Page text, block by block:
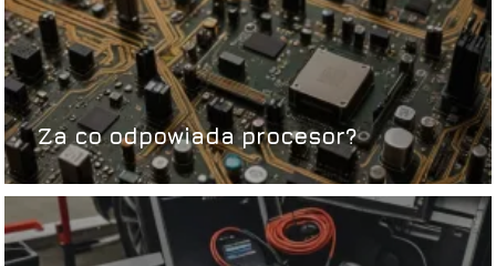
Za co odpowiada procesor?